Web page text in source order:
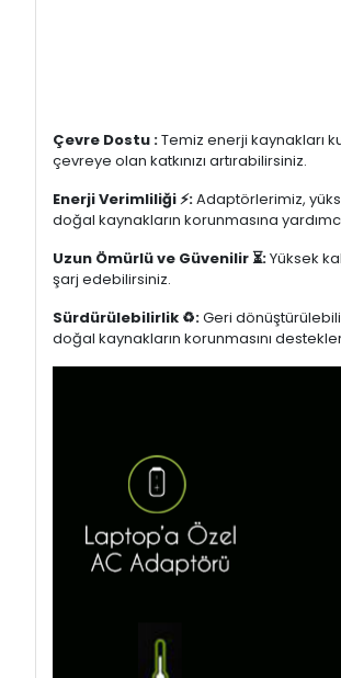
Çevre Dostu :Temiz enerji kaynakları
çevreye olan katkınızı artırabilirsiniz.
Enerji Verimliliği ⚡:Adaptörlerimiz,
doğal kaynakların korunmasına
Uzun Ömürlü ve Güvenilir ⏳:Yüksek
şarj edebilirsiniz.
Sürdürülebilirlik ♻️:Geri
doğal kaynakların korunmasını